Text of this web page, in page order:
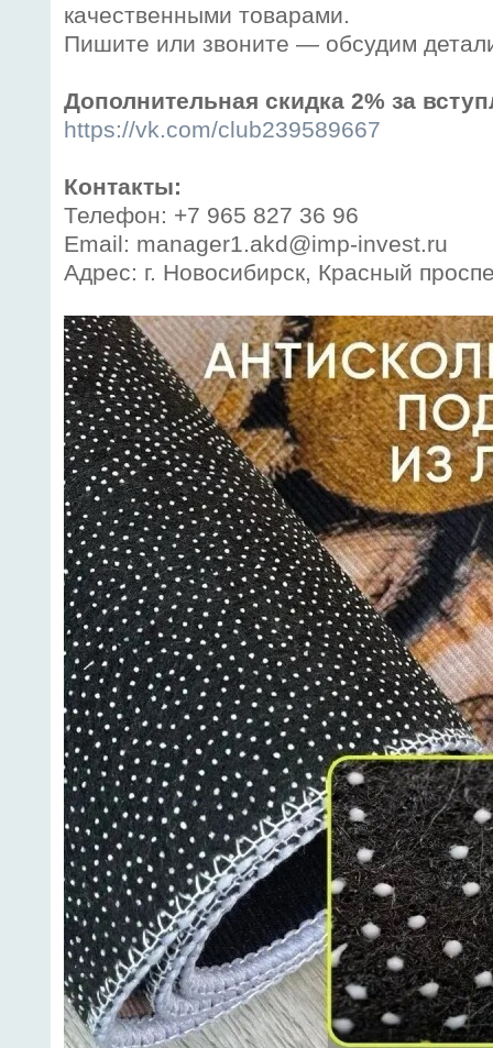
качественными товарами.
Пишите или звоните — обсудим
Дополнительная скидка 2% за
https://vk.com/club239589667
Контакты:
Телефон: +7 965 827 36 96
Email: manager1.akd@imp-invest.ru
Адрес: г. Новосибирск, Красный